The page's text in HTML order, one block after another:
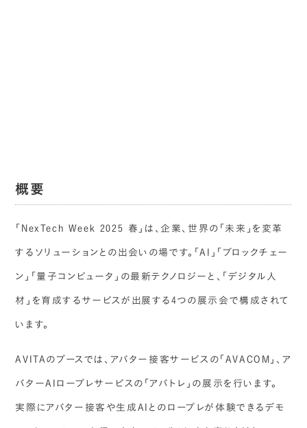
概要
「NexTech Week 2025 春」は、企業、世界の「未来」を変革
するソリューションとの出会いの場です。「AI」「ブロックチェー
ン」「量子コンピュータ」の最新テクノロジーと、「デジタル人
材」を育成するサービスが出展する4つの展示会で構成されて
います。
AVITAのブースでは、アバター接客サービスの「AVACOM」、ア
バターAIロープレサービスの「アバトレ」の展示を行います。
実際にアバター接客や生成AIとのロープレが体験できるデモ